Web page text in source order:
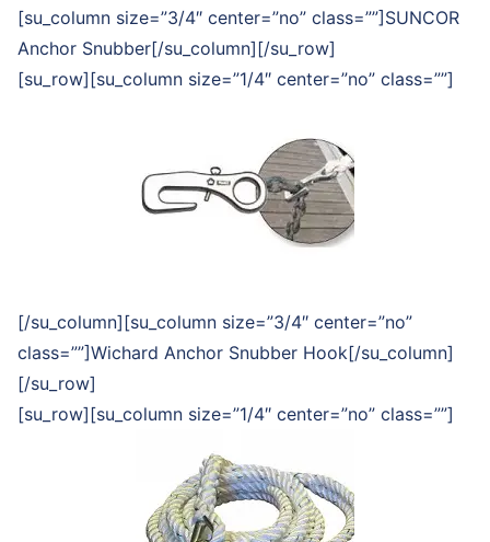
[su_column size=”3/4″ center=”no” class=””]SUNCOR
Anchor Snubber[/su_column][/su_row]
[su_row][su_column size=”1/4″ center=”no” class=””]
[/su_column][su_column size=”3/4″ center=”no”
class=””]Wichard Anchor Snubber Hook[/su_column]
[/su_row]
[su_row][su_column size=”1/4″ center=”no” class=””]